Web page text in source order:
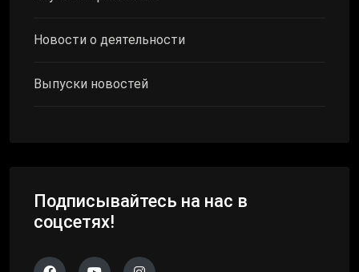
Новости о деятельности
Выпуски новостей
Подписывайтесь на нас в
соцсетях!